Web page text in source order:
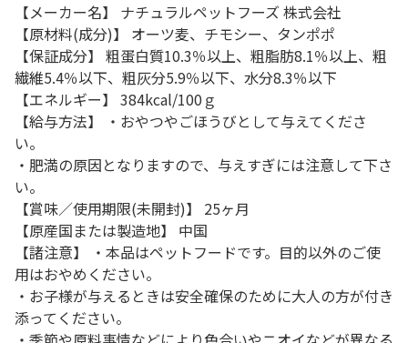
【メーカー名】 ナチュラルペットフーズ 株式会社
【原材料(成分)】 オーツ麦、チモシー、タンポポ
【保証成分】 粗蛋白質10.3％以上、粗脂肪8.1％以上、粗
繊維5.4％以下、粗灰分5.9％以下、水分8.3％以下
【エネルギー】 384kcal/100ｇ
【給与方法】 ・おやつやごほうびとして与えてくださ
い。
・肥満の原因となりますので、与えすぎには注意して下さ
い。
【賞味／使用期限(未開封)】 25ヶ月
【原産国または製造地】 中国
【諸注意】 ・本品はペットフードです。目的以外のご使
用はおやめください。
・お子様が与えるときは安全確保のために大人の方が付き
添ってください。